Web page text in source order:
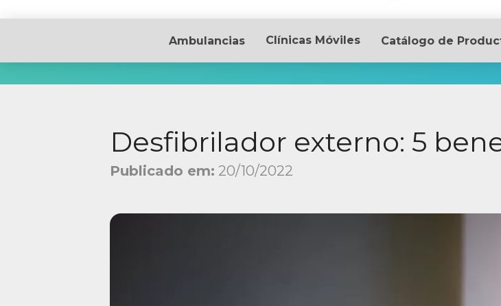
Ambulancias Clínicas Móviles Catálogo de
Desfibrilador externo: 5
Publicado em: 20/10/2022